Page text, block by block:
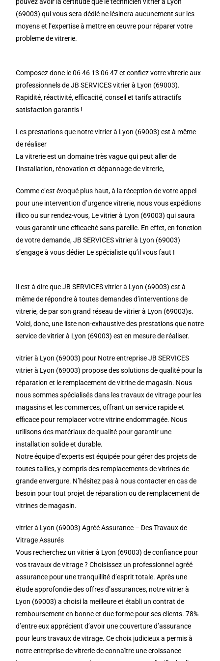
(69003) qui vous sera dédié ne lésinera aucunement sur les
moyens et l’expertise à mettre en œuvre pour réparer votre
probleme de vitrerie.
Composez donc le 06 46 13 06 47 et confiez votre vitrerie aux
professionnels de JB SERVICES vitrier à Lyon (69003).
Rapidité, réactivité, efficacité, conseil et tarifs attractifs
satisfaction garantis !
Les prestations que notre vitrier à Lyon (69003) est à même
de réaliser
La vitrerie est un domaine très vague qui peut aller de
l’installation, rénovation et dépannage de vitrerie,
Comme c’est évoqué plus haut, à la réception de votre appel
pour une intervention d’urgence vitrerie, nous vous expédions
illico ou sur rendez-vous, Le vitrier à Lyon (69003) qui saura
vous garantir une efficacité sans pareille. En effet, en fonction
de votre demande, JB SERVICES vitrier à Lyon (69003)
s’engage à vous dédier Le spécialiste qu’il vous faut !
Il est à dire que JB SERVICES vitrier à Lyon (69003) est à
même de répondre à toutes demandes d’interventions de
vitrerie, de par son grand réseau de vitrier à Lyon (69003)s.
Voici, donc, une liste non-exhaustive des prestations que notre
service de vitrier à Lyon (69003) est en mesure de réaliser.
vitrier à Lyon (69003) pour Notre entreprise JB SERVICES
vitrier à Lyon (69003) propose des solutions de qualité pour la
réparation et le remplacement de vitrine de magasin. Nous
nous sommes spécialisés dans les travaux de vitrage pour les
magasins et les commerces, offrant un service rapide et
efficace pour remplacer votre vitrine endommagée. Nous
utilisons des matériaux de qualité pour garantir une
installation solide et durable.
Notre équipe d’experts est équipée pour gérer des projets de
toutes tailles, y compris des remplacements de vitrines de
grande envergure. N’hésitez pas à nous contacter en cas de
besoin pour tout projet de réparation ou de remplacement de
vitrines de magasin.
vitrier à Lyon (69003) Agréé Assurance – Des Travaux de
Vitrage Assurés
Vous recherchez un vitrier à Lyon (69003) de confiance pour
vos travaux de vitrage ? Choisissez un professionnel agréé
assurance pour une tranquillité d’esprit totale. Après une
étude approfondie des offres d’assurances, notre vitrier à
Lyon (69003) a choisi la meilleure et établi un contrat de
remboursement en bonne et due forme pour ses clients. 78%
d’entre eux apprécient d’avoir une couverture d’assurance
pour leurs travaux de vitrage. Ce choix judicieux a permis à
notre entreprise de vitrerie de connaître une croissance